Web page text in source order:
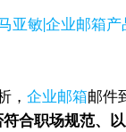
亚敏|企业邮箱产
，企业邮箱邮件
合职场规范、